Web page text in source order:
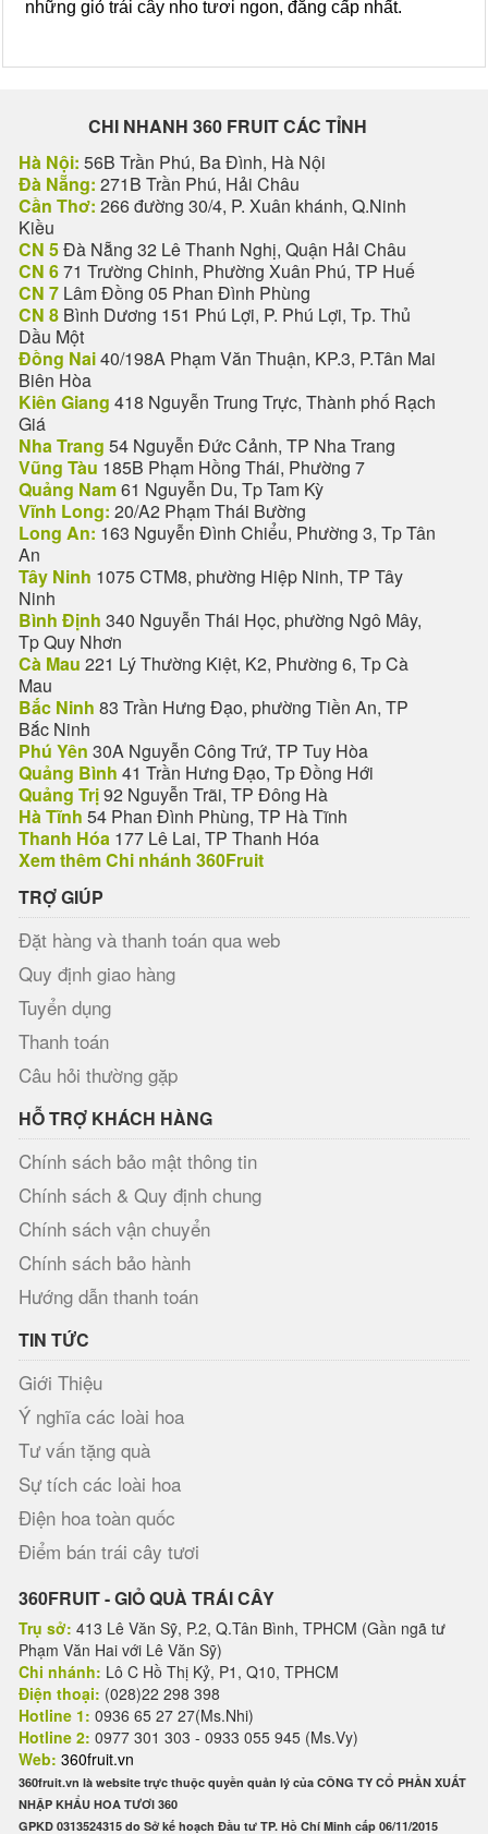
những giỏ trái cây nho tươi ngon, đẳng cấp nhất.
CHI NHANH 360 FRUIT CÁC TỈNH
Hà Nội: 56B Trần Phú, Ba Đình, Hà Nội
Đà Nẵng: 271B Trần Phú, Hải Châu
Cần Thơ: 266 đường 30/4, P. Xuân khánh, Q.Ninh
Kiều
CN 5Đà Nẵng 32 Lê Thanh Nghị, Quận Hải Châu
CN 671 Trường Chinh, Phường Xuân Phú, TP Huế
CN 7 Lâm Đồng 05 Phan Đình Phùng
CN 8 Bình Dương 151 Phú Lợi, P. Phú Lợi, Tp. Thủ
Dầu Một
Đồng Nai40/198A Phạm Văn Thuận, KP.3, P.Tân Mai
Biên Hòa
Kiên Giang 418 Nguyễn Trung Trực, Thành phố Rạch
Giá
Nha Trang 54 Nguyễn Đức Cảnh, TP Nha Trang
Vũng Tàu 185B Phạm Hồng Thái, Phường 7
Quảng Nam61 Nguyễn Du, Tp Tam Kỳ
Vĩnh Long: 20/A2 Phạm Thái Bường
Long An: 163 Nguyễn Đình Chiểu, Phường 3, Tp Tân
An
Tây Ninh 1075 CTM8, phường Hiệp Ninh, TP Tây
Ninh
Bình Định 340 Nguyễn Thái Học, phường Ngô Mây,
Tp Quy Nhơn
Cà Mau 221 Lý Thường Kiệt, K2, Phường 6, Tp Cà
Mau
Bắc Ninh 83 Trần Hưng Đạo, phường Tiền An, TP
Bắc Ninh
Phú Yên 30A Nguyễn Công Trứ, TP Tuy Hòa
Quảng Bình 41 Trần Hưng Đạo, Tp Đồng Hới
Quảng Trị92 Nguyễn Trãi, TP Đông Hà
Hà Tĩnh 54 Phan Đình Phùng, TP Hà Tĩnh
Thanh Hóa 177 Lê Lai, TP Thanh Hóa
Xem thêm Chi nhánh 360Fruit
TRỢ GIÚP
Đặt hàng và thanh toán qua web
Quy định giao hàng
Tuyển dụng
Thanh toán
Câu hỏi thường gặp
HỖ TRỢ KHÁCH HÀNG
Chính sách bảo mật thông tin
Chính sách & Quy định chung
Chính sách vận chuyển
Chính sách bảo hành
Hướng dẫn thanh toán
TIN TỨC
Giới Thiệu
Ý nghĩa các loài hoa
Tư vấn tặng quà
Sự tích các loài hoa
Điện hoa toàn quốc
Điểm bán trái cây tươi
360FRUIT - GIỎ QUÀ TRÁI CÂY
Trụ sở: 413 Lê Văn Sỹ, P.2, Q.Tân Bình, TPHCM (Gần ngã tư
Phạm Văn Hai với Lê Văn Sỹ)
Chi nhánh: Lô C Hồ Thị Kỷ, P1, Q10, TPHCM
Điện thoại: (028)22 298 398
Hotline 1: 0936 65 27 27(Ms.Nhi)
Hotline 2: 0977 301 303 - 0933 055 945 (Ms.Vy)
Web: 360fruit.vn
360fruit.vn là website trực thuộc quyền quản lý của CÔNG TY CỔ PHẦN XUẤT
NHẬP KHẨU HOA TƯƠI 360
GPKD 0313524315 do Sở kế hoạch Đầu tư TP. Hồ Chí Minh cấp 06/11/2015